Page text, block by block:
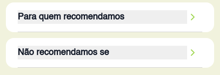
não se destaca em 2026. Seus pontos fortes, como
a bateria de longa duração, não compensam as
conectividade. Outras opções de smartphones no
mercado oferecem melhor performance, câmeras
Para quem recomendamos
usuários com necessidades muito básicas, como
idosos ou pessoas que precisam de um celular
Não recomendamos se